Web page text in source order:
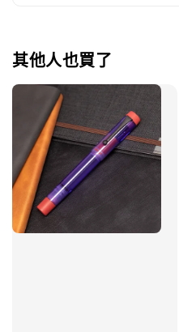
其他人也買了